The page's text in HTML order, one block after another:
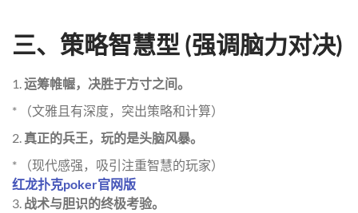
三、策略智慧型 (强调脑力对决)
1. 运筹帷幄，决胜于方寸之间。
* （文雅且有深度，突出策略和计算）
2. 真正的兵王，玩的是头脑风暴。
* （现代感强，吸引注重智慧的玩家）
红龙扑克poker官网版
3. 战术与胆识的终极考验。